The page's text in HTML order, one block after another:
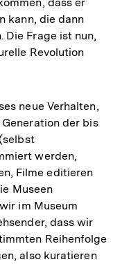
kann, die dann
Die Frage ist nun,
Revolution
neue Verhalten,
der bis
werden,
Filme editieren
Museen
im Museum
dass wir
Reihenfolge
also kuratieren